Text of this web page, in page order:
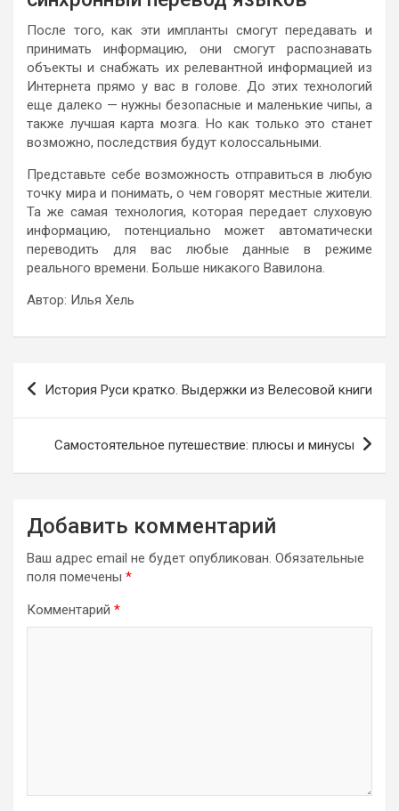
После того, как эти импланты смогут передавать и
принимать информацию, они смогут распознавать
объекты и снабжать их релевантной информацией из
Интернета прямо у вас в голове. До этих технологий
еще далеко — нужны безопасные и маленькие чипы, а
также лучшая карта мозга. Но как только это станет
возможно, последствия будут колоссальными.
Представьте себе возможность отправиться в любую
точку мира и понимать, о чем говорят местные жители.
Та же самая технология, которая передает слуховую
информацию, потенциально может автоматически
переводить для вас любые данные в режиме
реального времени. Больше никакого Вавилона.
Автор: Илья Хель
Навигация
История Руси кратко. Выдержки из Велесовой книги
Самостоятельное путешествие: плюсы и минусы
Добавить комментарий
Ваш адрес email не будет опубликован. Обязательные
поля помечены *
Комментарий *